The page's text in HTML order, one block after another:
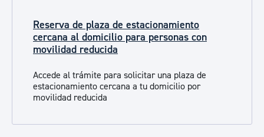
Reserva de plaza de estacionamiento
cercana al domicilio para personas con
movilidad reducida
Accede al trámite para solicitar una plaza de
estacionamiento cercana a tu domicilio por
movilidad reducida